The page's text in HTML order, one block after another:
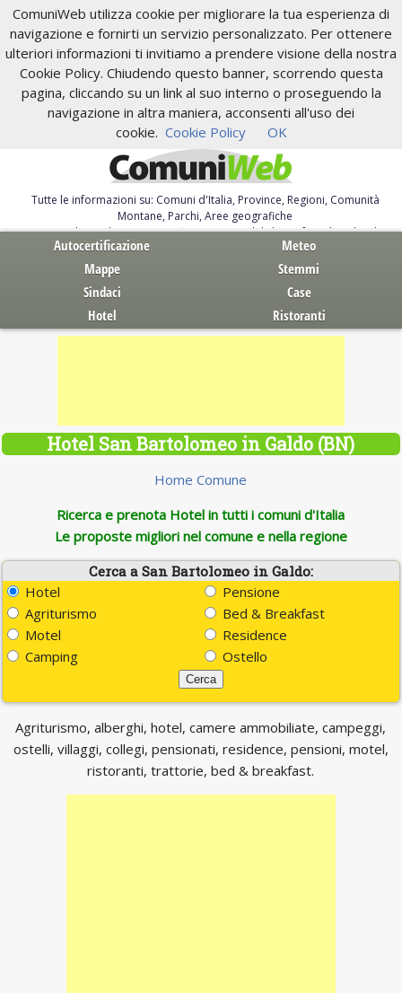
ComuniWeb utilizza cookie per migliorare la tua esperienza di
navigazione e fornirti un servizio personalizzato. Per ottenere
ulteriori informazioni ti invitiamo a prendere visione della nostra
Cookie Policy. Chiudendo questo banner, scorrendo questa
pagina, cliccando su un link al suo interno o proseguendo la
navigazione in altra maniera, acconsenti all'uso dei
cookie. Cookie Policy OK
Tutte le informazioni su: Comuni d'Italia, Province, Regioni, Comunità
Montane, Parchi, Aree geografiche
Servizi al Cittadino. Autocertificazione, moduli, leggi, free download
Autocertificazione
Meteo
Mappe
Stemmi
Sindaci
Case
Hotel
Ristoranti
Hotel San Bartolomeo in Galdo (BN)
Home Comune
Ricerca e prenota Hotel in tutti i comuni d'Italia
Le proposte migliori nel comune e nella regione
Cerca a San Bartolomeo in Galdo:
Hotel
Pensione
Agriturismo
Bed & Breakfast
Motel
Residence
Camping
Ostello
Agriturismo, alberghi, hotel, camere ammobiliate, campeggi,
ostelli, villaggi, collegi, pensionati, residence, pensioni, motel,
ristoranti, trattorie, bed & breakfast.